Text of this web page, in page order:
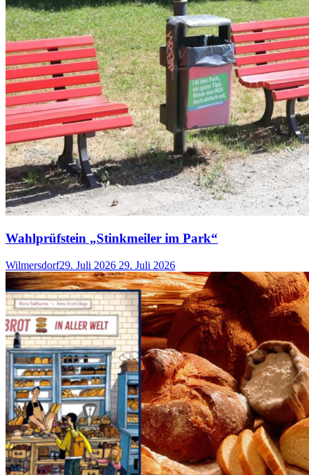
Wahlprüfstein „Stinkmeiler im Park“
Wilmersdorf29. Juli 2026 29. Juli 2026